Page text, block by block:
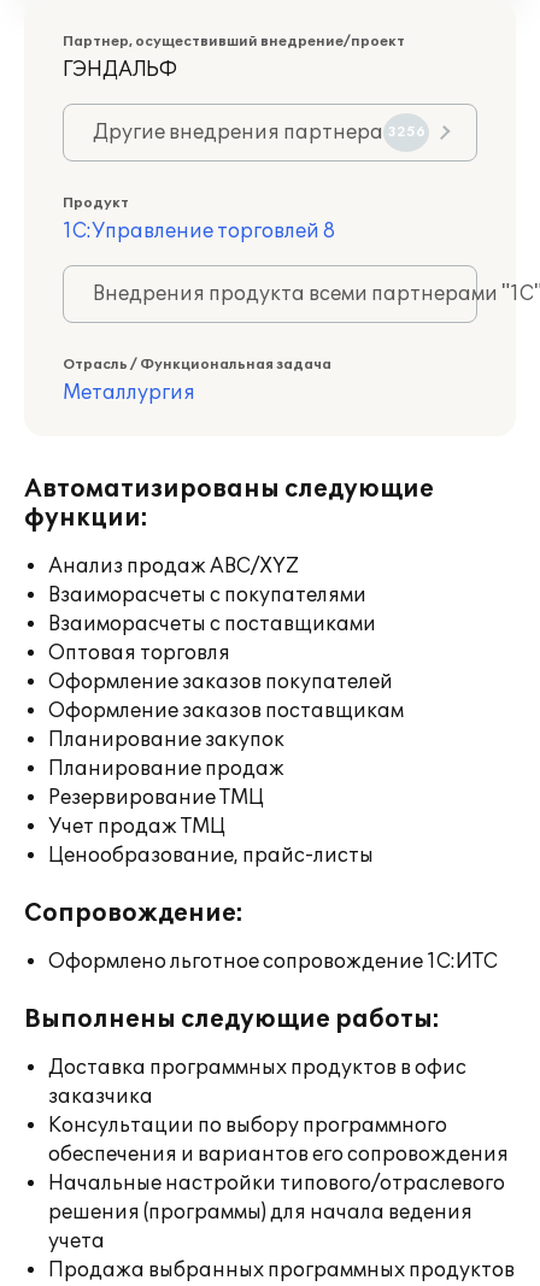
Партнер, осуществивший внедрение/проект
ГЭНДАЛЬФ
Другие внедрения партнера 3256
Продукт
1С:Управление торговлей 8
Внедрения продукта всеми партнерами
Отрасль / Функциональная задача
Металлургия
Автоматизированы следующие
функции:
Анализ продаж ABC/XYZ
Взаиморасчеты с покупателями
Взаиморасчеты с поставщиками
Оптовая торговля
Оформление заказов покупателей
Оформление заказов поставщикам
Планирование закупок
Планирование продаж
Резервирование ТМЦ
Учет продаж ТМЦ
Ценообразование, прайс-листы
Сопровождение:
Оформлено льготное сопровождение 1С:ИТС
Выполнены следующие работы:
Доставка программных продуктов в офис
заказчика
Консультации по выбору программного
обеспечения и вариантов его сопровождения
Начальные настройки типового/отраслевого
решения (программы) для начала ведения
учета
Продажа выбранных программных продуктов